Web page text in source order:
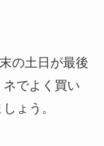
の土日が最後
でよく買い
ょう。